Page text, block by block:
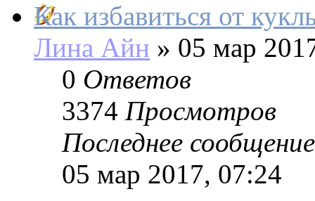
Как избавиться от
Лина Айн » 05 мар
0 Ответов
3374 Просмотров
Последнее сообщение
05 мар 2017, 07:24